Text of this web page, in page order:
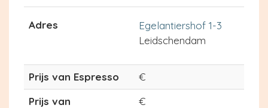
Adres
Egelantiershof 1-3
Leidschendam
Prijs van Espresso
€
Prijs van
€